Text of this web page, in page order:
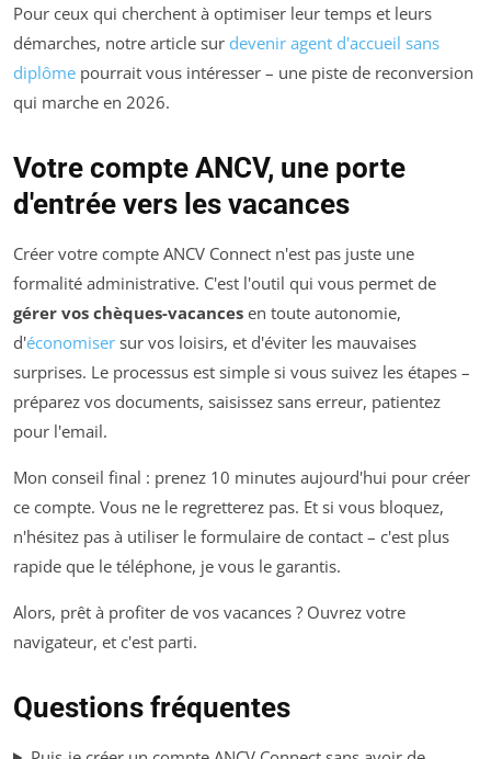
Pour ceux qui cherchent à optimiser leur temps et leurs
démarches, notre article sur devenir agent d'accueil sans
diplôme pourrait vous intéresser – une piste de reconversion
qui marche en 2026.
Votre compte ANCV, une porte
d'entrée vers les vacances
Créer votre compte ANCV Connect n'est pas juste une
formalité administrative. C'est l'outil qui vous permet de
gérer vos chèques-vacances en toute autonomie,
d'économiser sur vos loisirs, et d'éviter les mauvaises
surprises. Le processus est simple si vous suivez les étapes –
préparez vos documents, saisissez sans erreur, patientez
pour l'email.
Mon conseil final : prenez 10 minutes aujourd'hui pour créer
ce compte. Vous ne le regretterez pas. Et si vous bloquez,
n'hésitez pas à utiliser le formulaire de contact – c'est plus
rapide que le téléphone, je vous le garantis.
Alors, prêt à profiter de vos vacances ? Ouvrez votre
navigateur, et c'est parti.
Questions fréquentes